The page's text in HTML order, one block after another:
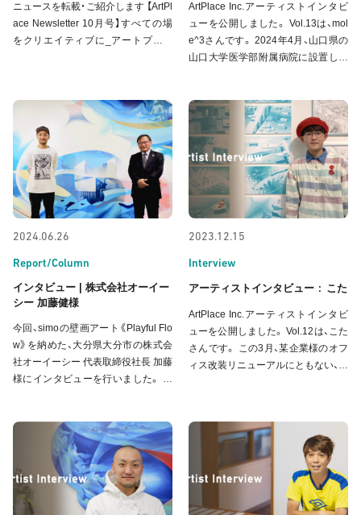
ニュースを転載・ご紹介します 【ArtPl
ace Newsletter 10月号】すべての場
をクリエイティブに_アートプレイ
でなく、働く空間での壁面やモニタデ
ィスプレイを活用
ArtPlace Inc.アーティストインタビ
ューを公開しました。 Vol.13は、mol
e^3さんです。 2024年4月、山口県の
山口大学医学部附属病院に設置した
20枚の写真を構成するピクセルが、
細胞のように次々と生まれ分解され
動き出し、「
2024.06.26
Report/Column
インタビュー | 株式会社オーイー
シー 加藤健様
今回、simoの壁画アート《Playful Flo
w》を納めた、大分県大分市の株式会
社オーイーシー 代表取締役社長 加藤
様にインタビューを行いました。 プ
ができる ―アートによる居心地の良
い空間づくり― - 今回なぜこの新社
屋にアートを導
2023.12.15
Interview
アーティストインタビュー : こた
ArtPlace Inc.アーティストインタビ
ューを公開しました。 Vol.12は、こた
さんです。 この3月、某企業様のオフ
ィス改装リニューアルにともない、オ
ました。今回インタビューでは、これ